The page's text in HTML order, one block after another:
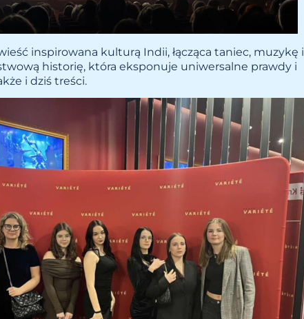
inspirowana kulturą Indii, łącząca taniec, muzykę i
historię, która eksponuje uniwersalne prawdy i
i dziś treści.